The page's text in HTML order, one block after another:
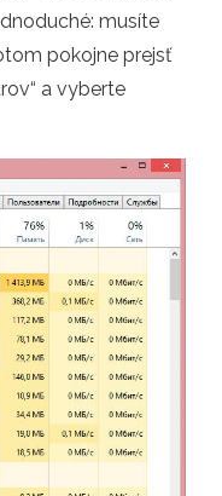
musíte
pokojne prejsť
a vyberte